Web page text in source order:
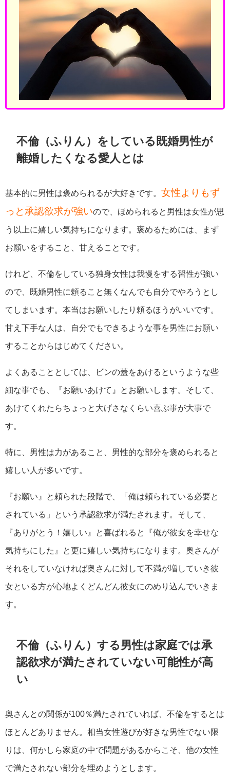
不倫（ふりん）をしている既婚男性が
離婚したくなる愛人とは
基本的に男性は褒められるが大好きです。 女性よりもず
っと承認欲求が強いので、ほめられると男性は女性が思
う以上に嬉しい気持ちになります。褒めるためには、まず
お願いをすること、甘えることです。
けれど、不倫をしている独身女性は我慢をする習性が強い
ので、既婚男性に頼ること無くなんでも自分でやろうとし
てしまいます。本当はお願いしたり頼るほうがいいです。
甘え下手な人は、自分でもできるような事を男性にお願い
することからはじめてください。
よくあることとしては、ビンの蓋をあけるというような些
細な事でも、『お願いあけて』とお願いします。そして、
あけてくれたらちょっと大げさなくらい喜ぶ事が大事で
す。
特に、男性は力があること、男性的な部分を褒められると
嬉しい人が多いです。
『お願い』と頼られた段階で、「俺は頼られている必要と
されている」という承認欲求が満たされます。そして、
『ありがとう！嬉しい』と喜ばれると『俺が彼女を幸せな
気持ちにした』と更に嬉しい気持ちになります。奥さんが
それをしていなければ奥さんに対して不満が増していき彼
女といる方が心地よくどんどん彼女にのめり込んでいきま
す。
不倫（ふりん）する男性は家庭では承
認欲求が満たされていない可能性が高
い
奥さんとの関係が100％満たされていれば、不倫をするとは
ほとんどありません。相当女性遊びが好きな男性でない限
りは、何かしら家庭の中で問題があるからこそ、他の女性
で満たされない部分を埋めようとします。